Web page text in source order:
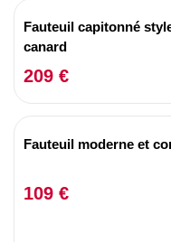
Fauteuil capitonné
canard
209 €
Fauteuil moderne et
109 €